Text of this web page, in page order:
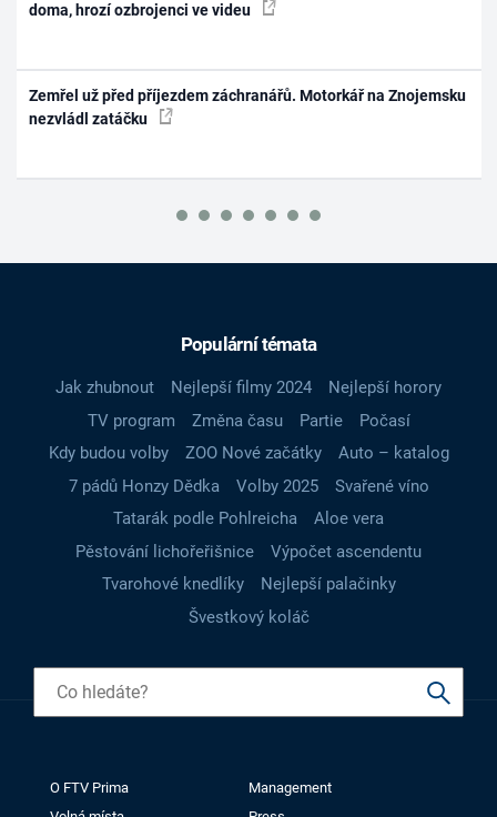
doma, hrozí ozbrojenci ve videu
Zemřel už před příjezdem záchranářů. Motorkář na Znojemsku
nezvládl zatáčku
Populární témata
Jak zhubnout Nejlepší filmy 2024
Nejlepší horory
TV program
Změna času Partie
Počasí
Kdy budou volby
ZOO Nové začátky
Auto – katalog
7 pádů Honzy Dědka
Volby 2025
Svařené víno
Tatarák podle Pohlreicha
Aloe vera
Pěstování lichořeřišnice
Výpočet ascendentu
Tvarohové knedlíky
Nejlepší palačinky
Švestkový koláč
O FTV Prima
Management